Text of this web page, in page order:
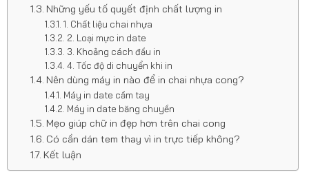
Những yếu tố quyết định chất lượng in
1. Chất liệu chai nhựa
2. Loại mực in date
3. Khoảng cách đầu in
4. Tốc độ di chuyển khi in
Nên dùng máy in nào để in chai nhựa cong?
Máy in date cầm tay
Máy in date băng chuyền
Mẹo giúp chữ in đẹp hơn trên chai cong
Có cần dán tem thay vì in trực tiếp không?
Kết luận